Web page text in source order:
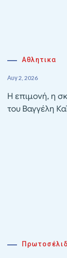
Αθλητικα
Αυγ 2, 2026
Η επιμονή, η
του Βαγγέλη